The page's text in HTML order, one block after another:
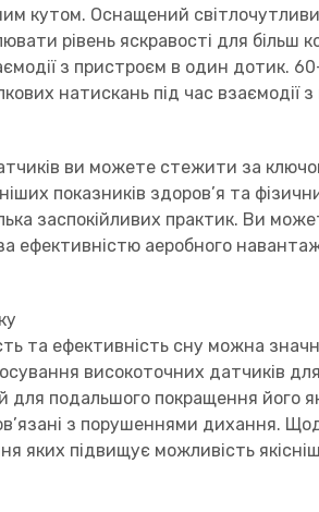
кутом. Оснащений
рівень яскравості для більш
з пристроєм в один дотик.
натискань під час
ви можете стежити за
показників здоров’я та
заспокійливих практик. Ви
ефективністю аеробного
та ефективність сну можна
високоточних датчиків
для подальшого покращення його
з порушеннями дихання.
яких підвищує можливість